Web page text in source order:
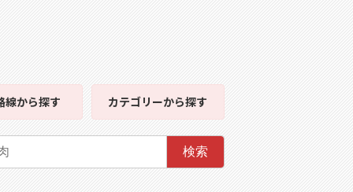
線から探す カテゴリーから探す
検索